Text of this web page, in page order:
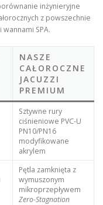
inżynieryjne
z powszechnie
SPA.
NASZE
CAŁOROCZNE
JACUZZI
PREMIUM
Sztywne rury
ciśnieniowe PVC-U
PN10/PN16
modyfikowane
akrylem
Pętla zamknięta z
wymuszonym
mikroprzepływem
Zero-Stagnation